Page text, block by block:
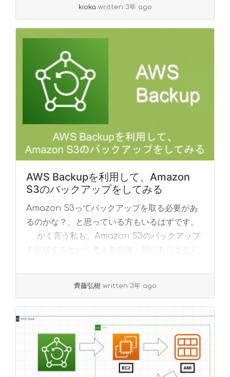
kioka written 3年 ago
AWS Backupを利用して、Amazon
S3のバックアップをしてみる
Amazon S3ってバックアップを取る必要があ
るのかな？、と思っている方もいるはずです。
かく言う私も、Amazon S3のバックアップ
を取得するという考え方自体、頭にありません
齊藤弘樹 written 3年 ago